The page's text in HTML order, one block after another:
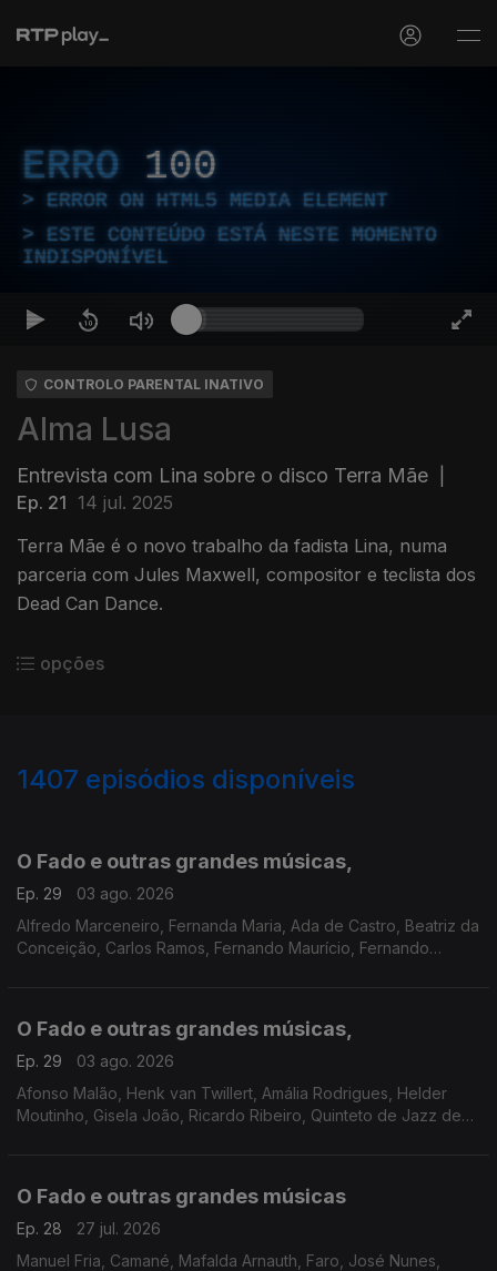
ERRO 100
ERROR ON HTML5 MEDIA ELEMENT
ESTE CONTEÚDO ESTÁ NESTE MOMENTO
INDISPONÍVEL
CONTROLO PARENTAL INATIVO
Alma Lusa
Entrevista com Lina sobre o disco Terra Mãe
Ep. 21 14 jul. 2025
Terra Mãe é o novo trabalho da fadista Lina, numa
parceria com Jules Maxwell, compositor e teclista dos
Dead Can Dance.
opções
1407 episódios disponíveis
O Fado e outras grandes músicas,
Ep. 29
03 ago. 2026
Alfredo Marceneiro, Fernanda Maria, Ada de Castro, Beatriz da
Conceição, Carlos Ramos, Fernando Maurício, Fernando
O Fado e outras grandes músicas,
Ep. 29
03 ago. 2026
Afonso Malão, Henk van Twillert, Amália Rodrigues, Helder
Moutinho, Gisela João, Ricardo Ribeiro, Quinteto de Jazz de
O Fado e outras grandes músicas
Ep. 28
27 jul. 2026
Manuel Fria, Camané, Mafalda Arnauth, Faro, José Nunes,